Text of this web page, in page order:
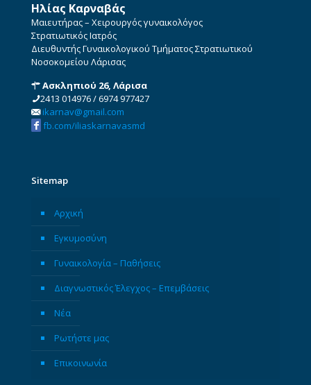
Ηλίας Καρναβάς
Μαιευτήρας – Χειρουργός γυναικολόγος
Στρατιωτικός Ιατρός
Διευθυντής Γυναικολογικού Τμήματος Στρατιωτικού
Νοσοκομείου Λάρισας
Ασκληπιού 26, Λάρισα
2413 014976/6974 977427
ikarnav@gmail.com
fb.com/iliaskarnavasmd
Sitemap
Αρχική
Εγκυμοσύνη
Γυναικολογία – Παθήσεις
Διαγνωστικός Έλεγχος – Επεμβάσεις
Νέα
Ρωτήστε μας
Επικοινωνία